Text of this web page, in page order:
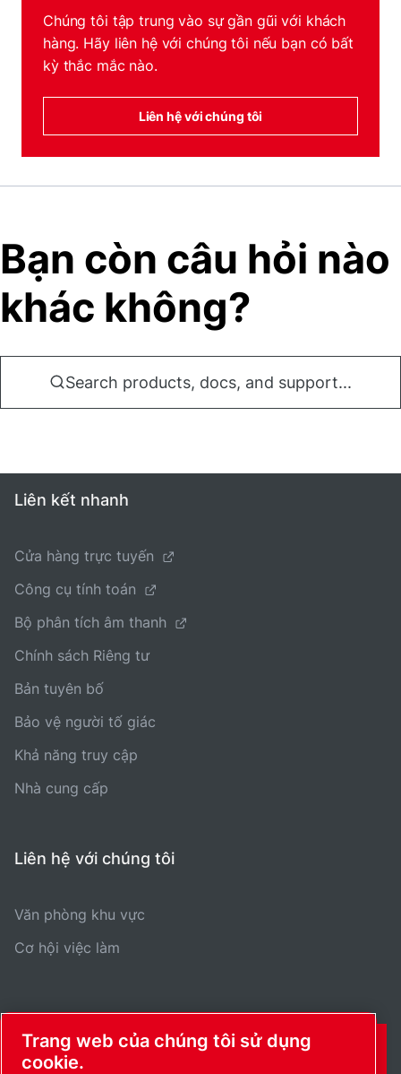
Chúng tôi tập trung vào sự gần gũi với khách
hàng. Hãy liên hệ với chúng tôi nếu bạn có bất
kỳ thắc mắc nào.
Liên hệ với chúng tôi
Bạn còn câu hỏi nào
khác không?
Search products, docs, and support...
Liên kết nhanh
Cửa hàng trực tuyến
Công cụ tính toán
Bộ phân tích âm thanh
Chính sách Riêng tư
Bản tuyên bố
Bảo vệ người tố giác
Khả năng truy cập
Nhà cung cấp
Liên hệ với chúng tôi
Văn phòng khu vực
Cơ hội việc làm
THÔNG TIN LIÊN HỆ
Trang web của chúng tôi sử dụng
cookie.